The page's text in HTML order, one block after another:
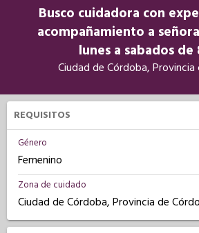
Busco cuidadora con
acompañamiento a
lunes a sabados de
Ciudad de Córdoba, Provincia
REQUISITOS
Género
Femenino
Zona de cuidado
Ciudad de Córdoba, Provincia de